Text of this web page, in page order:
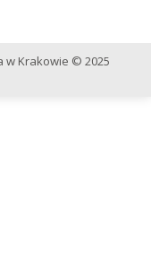
w Krakowie © 2025